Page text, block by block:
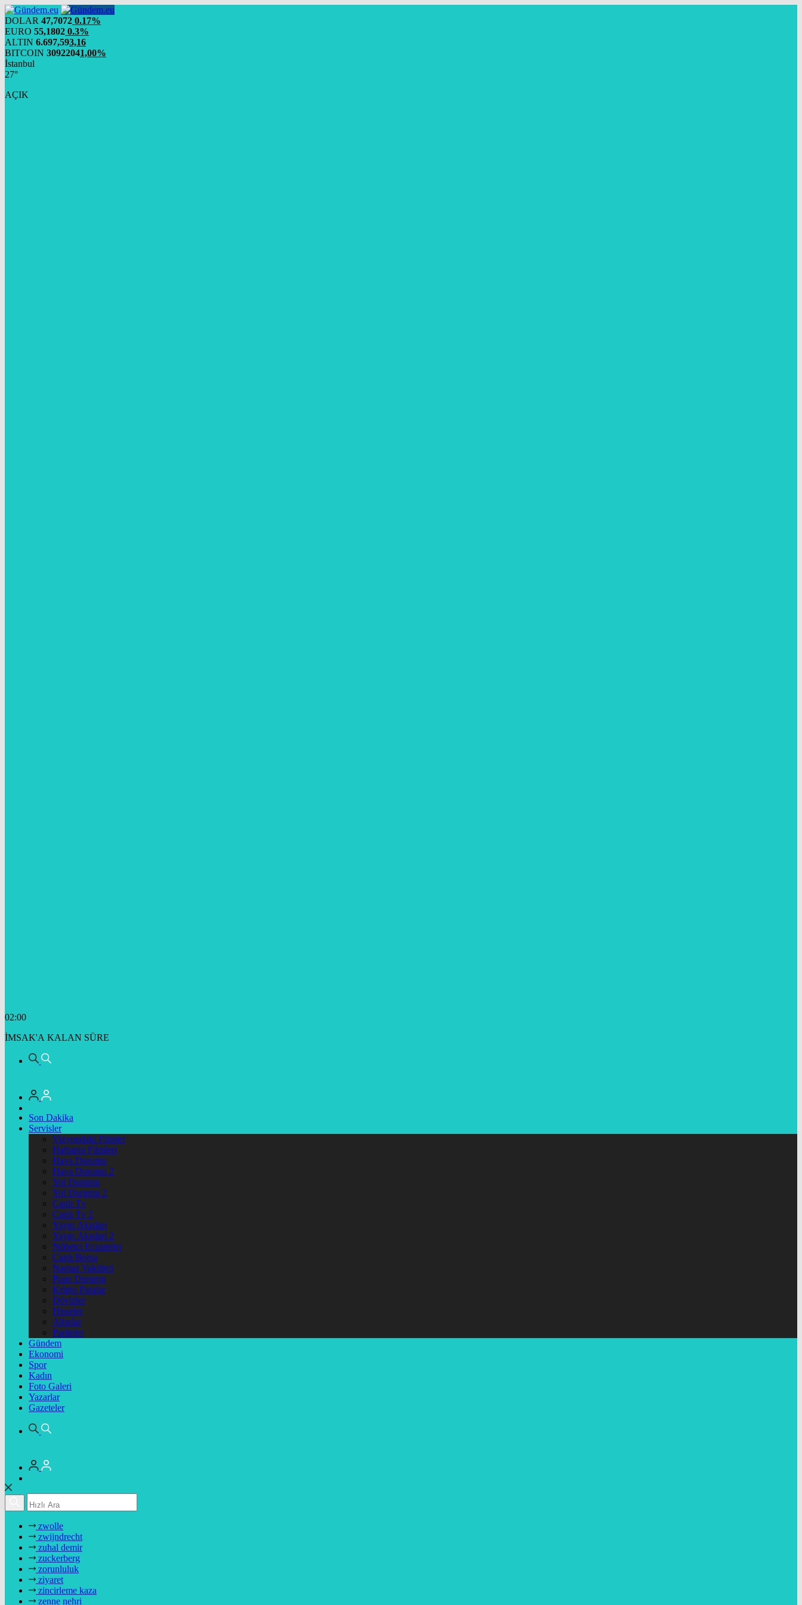
DOLAR 47,7072 0.17%
EURO 55,1802 0.3%
ALTIN 6.697,593,16
BITCOIN 30922041,00%
İstanbul
27°
AÇIK
02:00
İMSAK'A KALAN SÜRE
Son Dakika
Servisler
Vizyondaki Filmler
Haftanin Filmleri
Hava Durumu
Hava Durumu 2
Yol Durumu
Yol Durumu 2
Canlı Tv
Canlı Tv 2
Yayın Akışları
Yayın Akışları 2
Nöbetçi Eczaneler
Canlı Borsa
Namaz Vakitleri
Puan Durumu
Kripto Paralar
Dövizler
Hisseler
Altınlar
Pariteler
Gündem
Ekonomi
Spor
Kadın
Foto Galeri
Yazarlar
Gazeteler
zwolle
zwijndrecht
zuhal demir
zuckerberg
zorunluluk
ziyaret
zincirleme kaza
zenne nehri